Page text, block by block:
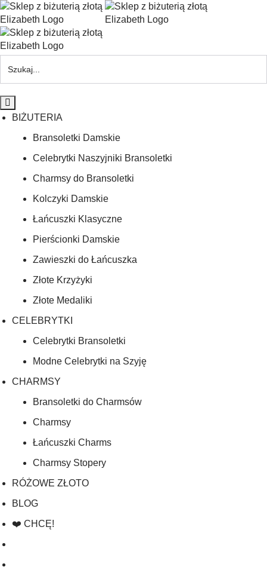
BIŻUTERIA
Bransoletki Damskie
Celebrytki Naszyjniki Bransoletki
Charmsy do Bransoletki
Kolczyki Damskie
Łańcuszki Klasyczne
Pierścionki Damskie
Zawieszki do Łańcuszka
Złote Krzyżyki
Złote Medaliki
CELEBRYTKI
Celebrytki Bransoletki
Modne Celebrytki na Szyję
CHARMSY
Bransoletki do Charmsów
Charmsy
Łańcuszki Charms
Charmsy Stopery
RÓŻOWE ZŁOTO
BLOG
❤️ CHCĘ!